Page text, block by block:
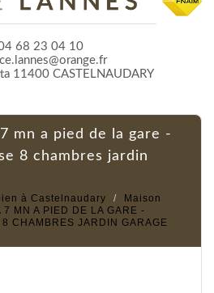
68 23 04 10
11400 CASTELNAUDARY
8 chambres jardin
à Castelnaudary
Maison
MN A PIED DE LA GARE -
CHAMBRES JARDIN GARAGE